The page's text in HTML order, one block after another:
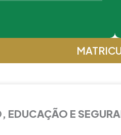
EDUCAÇÃO E